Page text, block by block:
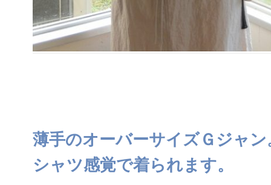
薄手のオーバーサイズＧジャン
シャツ感覚で着られます。